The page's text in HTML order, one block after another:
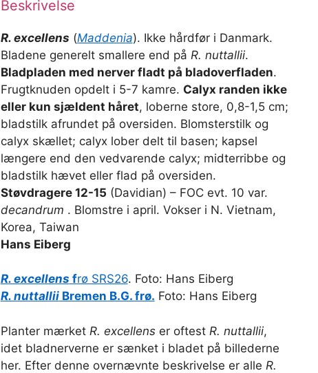
Beskrivelse
R. excellens (Maddenia). Ikke hårdfør i Danmark.
Bladene generelt smallere end på R. nuttallii.
Bladpladen med nerver fladt på bladoverfladen.
Frugtknuden opdelt i 5-7 kamre. Calyx randen ikke
eller kun sjældent håret, loberne store, 0,8-1,5 cm;
bladstilk afrundet på oversiden. Blomsterstilk og
calyx skællet; calyx lober delt til basen; kapsel
længere end den vedvarende calyx; midterribbe og
bladstilk hævet eller flad på oversiden.
Støvdragere 12-15 (Davidian) – FOC evt. 10 var.
decandrum . Blomstre i april. Vokser i N. Vietnam,
Korea, Taiwan
Hans Eiberg
R. excellens frø SRS26. Foto: Hans Eiberg
R. nuttalliiBremen B.G. frø. Foto: Hans Eiberg
Planter mærket R. excellenser oftest R. nuttallii,
idet bladnerverne er sænket i bladet på billederne
her. Efter denne overnævnte beskrivelse er alle R.